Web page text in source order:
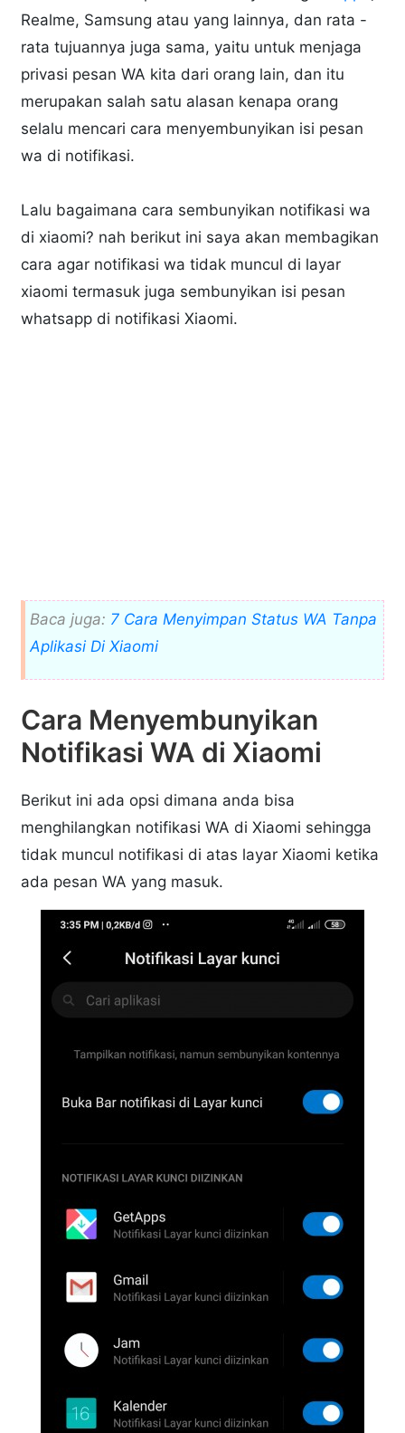
Realme, Samsung atau yang lainnya, dan rata -
rata tujuannya juga sama, yaitu untuk menjaga
privasi pesan WA kita dari orang lain, dan itu
merupakan salah satu alasan kenapa orang
selalu mencari cara menyembunyikan isi pesan
wa di notifikasi.
Lalu bagaimana cara sembunyikan notifikasi wa
di xiaomi? nah berikut ini saya akan membagikan
cara agar notifikasi wa tidak muncul di layar
xiaomi termasuk juga sembunyikan isi pesan
whatsapp di notifikasi Xiaomi.
Baca juga: 7 Cara Menyimpan Status WA Tanpa
Aplikasi Di Xiaomi
Cara Menyembunyikan
Notifikasi WA di Xiaomi
Berikut ini ada opsi dimana anda bisa
menghilangkan notifikasi WA di Xiaomi sehingga
tidak muncul notifikasi di atas layar Xiaomi ketika
ada pesan WA yang masuk.